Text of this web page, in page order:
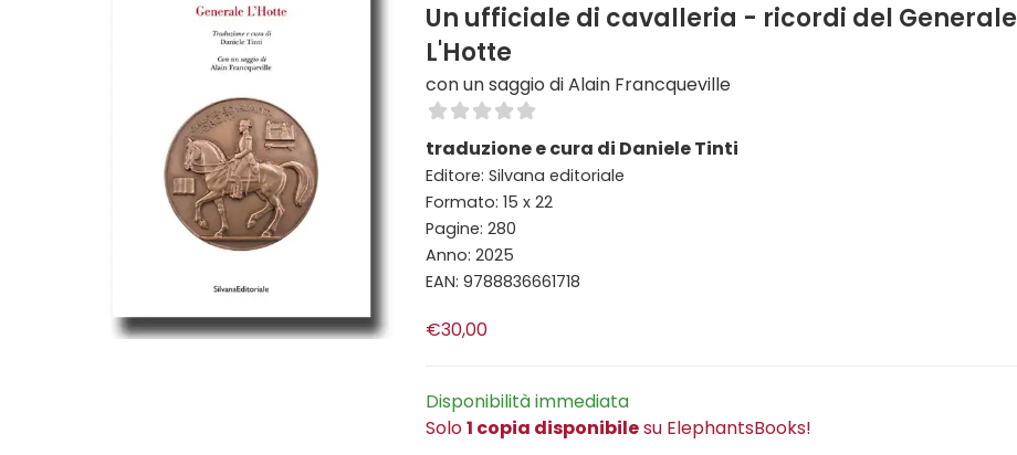
Un ufficiale di cavalleria - ricordi del Generale
L'Hotte
con un saggio di Alain Francqueville
traduzione e cura di Daniele Tinti
Editore: Silvana editoriale
Formato: 15 x 22
Pagine: 280
Anno: 2025
EAN: 9788836661718
€30,00
Disponibilità immediata
Solo1 copia disponibilesu ElephantsBooks!